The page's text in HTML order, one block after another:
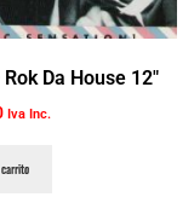
Da House 12″
Iva Inc.